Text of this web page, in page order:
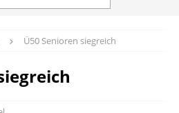
Ü50 Senioren siegreich